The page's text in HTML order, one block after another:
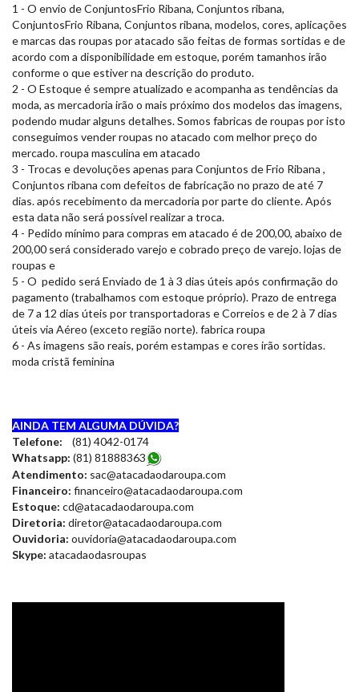
1 - O envio de ConjuntosFrio Ribana, Conjuntos ribana,
ConjuntosFrio Ribana, Conjuntos ribana, modelos, cores, aplicações
e marcas das roupas por atacado são feitas de formas sortidas e de
acordo com a disponibilidade em estoque, porém tamanhos irão
conforme o que estiver na descrição do produto.
2 - O Estoque é sempre atualizado e acompanha as tendências da
moda, as mercadoria irão o mais próximo dos modelos das imagens,
podendo mudar alguns detalhes. Somos fabricas de roupas por isto
conseguimos vender roupas no atacado com melhor preço do
mercado. roupa masculina em atacado
3 - Trocas e devoluções apenas para Conjuntos de Frio Ribana ,
Conjuntos ribana com defeitos de fabricação no prazo de até 7
dias. após recebimento da mercadoria por parte do cliente. Após
esta data não será possível realizar a troca.
4 - Pedido mínimo para compras em atacado é de 200,00, abaixo de
200,00 será considerado varejo e cobrado preço de varejo. lojas de
roupas e
5 - O pedido será Enviado de 1 à 3 dias úteis após confirmação do
pagamento (trabalhamos com estoque próprio). Prazo de entrega
de 7 a 12 dias úteis por transportadoras e Correios e de 2 à 7 dias
úteis via Aéreo (exceto região norte). fabrica roupa
6 - As imagens são reais, porém estampas e cores irão sortidas.
moda cristã feminina
AINDA TEM ALGUMA DÚVIDA?
Telefone: (81) 4042-0174
Whatsapp: (81) 81888363
Atendimento: sac@atacadaodaroupa.com
Financeiro: financeiro@atacadaodaroupa.com
Estoque: cd@atacadaodaroupa.com
Diretoria: diretor@atacadaodaroupa.com
Ouvidoria: ouvidoria@atacadaodaroupa.com
Skype: atacadaodasroupas